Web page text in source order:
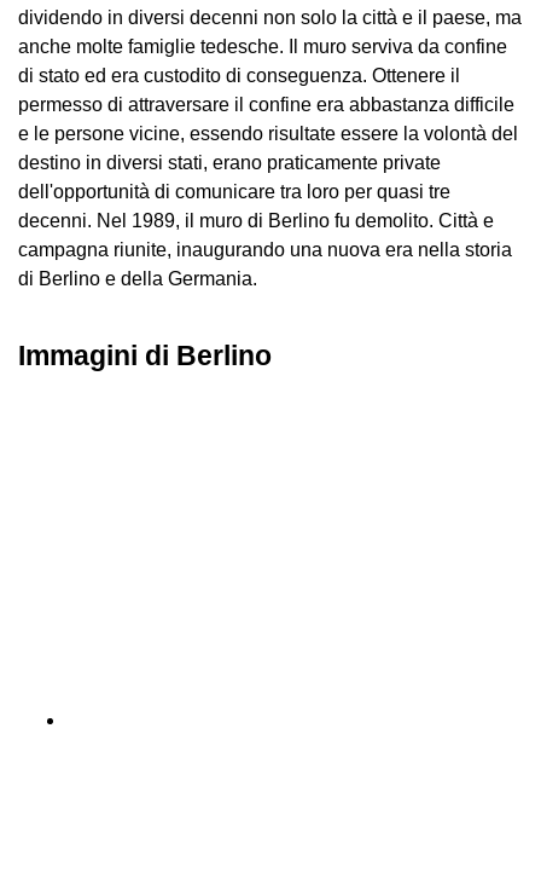
dividendo in diversi decenni non solo la città e il paese, ma
anche molte famiglie tedesche. Il muro serviva da confine
di stato ed era custodito di conseguenza. Ottenere il
permesso di attraversare il confine era abbastanza difficile
e le persone vicine, essendo risultate essere la volontà del
destino in diversi stati, erano praticamente private
dell'opportunità di comunicare tra loro per quasi tre
decenni. Nel 1989, il muro di Berlino fu demolito. Città e
campagna riunite, inaugurando una nuova era nella storia
di Berlino e della Germania.
Immagini di Berlino